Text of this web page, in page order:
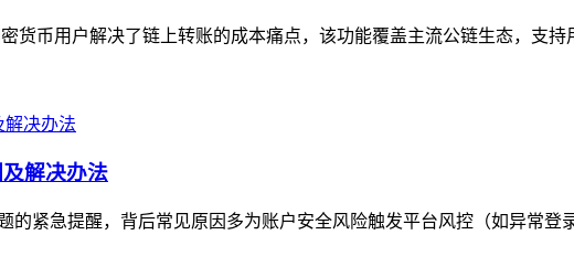
货币用户解决了链上转账的成本痛点，该功能覆盖主流公链生态，支
解决办法
的紧急提醒，背后常见原因多为账户安全风险触发平台风控（如异常